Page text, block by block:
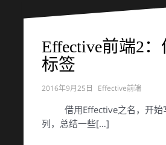
Effective前端2
标签
2016年9月25日 Effective前端
借用Effective之名，开始
列，总结一些[…]